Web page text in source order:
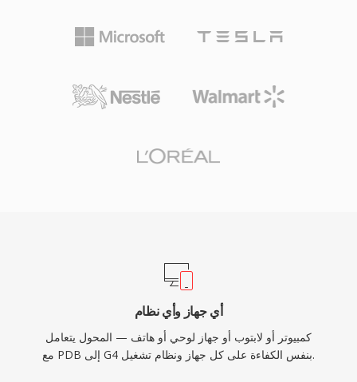
أي جهاز وأي نظام
كمبيوتر أو لابتوب أو جهاز لوحي أو هاتف — المحول يتعامل
مع PDB إلى G4 بنفس الكفاءة على كل جهاز ونظام تشغيل.